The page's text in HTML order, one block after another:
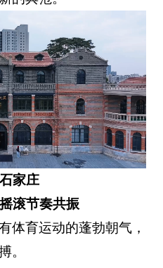
家庄
滚节奏共振
体育运动的蓬勃朝气，
。